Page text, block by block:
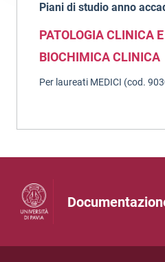
Piani di studio anno
PATOLOGIA CLINICA E
BIOCHIMICA CLINICA
Per laureati MEDICI (cod.